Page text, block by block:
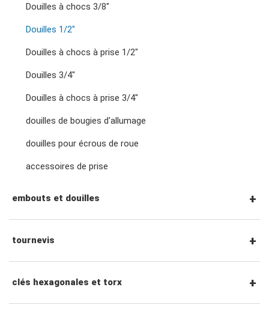
clés à cliquet à double anneau
clés à fourche doubles
clés spéciales
Accessoires entraînement 1/4"
Cliquets et poignées à entraînement 1/2"
Douilles à chocs 3/8"
Douilles 1/2"
Douilles à chocs à prise 1/2"
Douilles 3/4"
Douilles à chocs à prise 3/4"
douilles de bougies d'allumage
douilles pour écrous de roue
accessoires de prise
embouts et douilles
Embouts hexagonaux 1/4"
Douilles à embout 1/4"
tournevis
jeux de tournevis
clés hexagonales et torx